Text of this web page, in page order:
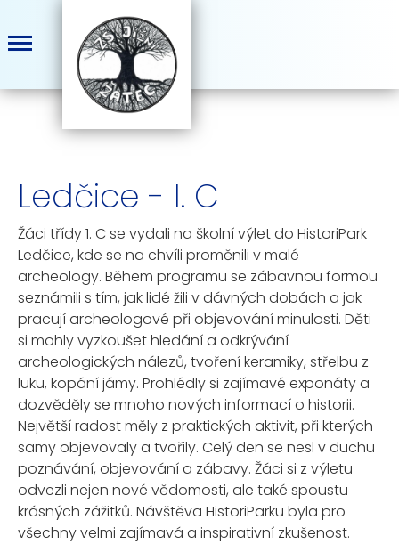
Ledčice - I. C
Žáci třídy 1. C se vydali na školní výlet do HistoriPark
Ledčice, kde se na chvíli proměnili v malé
archeology. Během programu se zábavnou formou
seznámili s tím, jak lidé žili v dávných dobách a jak
pracují archeologové při objevování minulosti. Děti
si mohly vyzkoušet hledání a odkrývání
archeologických nálezů, tvoření keramiky, střelbu z
luku, kopání jámy. Prohlédly si zajímavé exponáty a
dozvěděly se mnoho nových informací o historii.
Největší radost měly z praktických aktivit, při kterých
samy objevovaly a tvořily. Celý den se nesl v duchu
poznávání, objevování a zábavy. Žáci si z výletu
odvezli nejen nové vědomosti, ale také spoustu
krásných zážitků. Návštěva HistoriParku byla pro
všechny velmi zajímavá a inspirativní zkušenost.